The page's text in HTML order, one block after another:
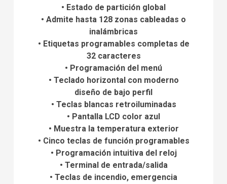
• Estado de partición global
• Admite hasta 128 zonas cableadas o
inalámbricas
• Etiquetas programables completas de
32 caracteres
• Programación del menú
• Teclado horizontal con moderno
diseño de bajo perfil
• Teclas blancas retroiluminadas
• Pantalla LCD color azul
• Muestra la temperatura exterior
• Cinco teclas de función programables
• Programación intuitiva del reloj
• Terminal de entrada/salida
• Teclas de incendio, emergencia